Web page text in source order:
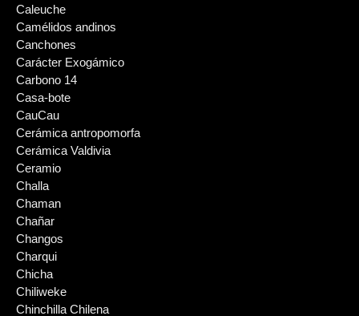
Caleuche
Camélidos andinos
Canchones
Carácter Exogámico
Carbono 14
Casa-bote
CauCau
Cerámica antropomorfa
Cerámica Valdivia
Ceramio
Challa
Chaman
Chañar
Changos
Charqui
Chicha
Chiliweke
Chinchilla Chilena